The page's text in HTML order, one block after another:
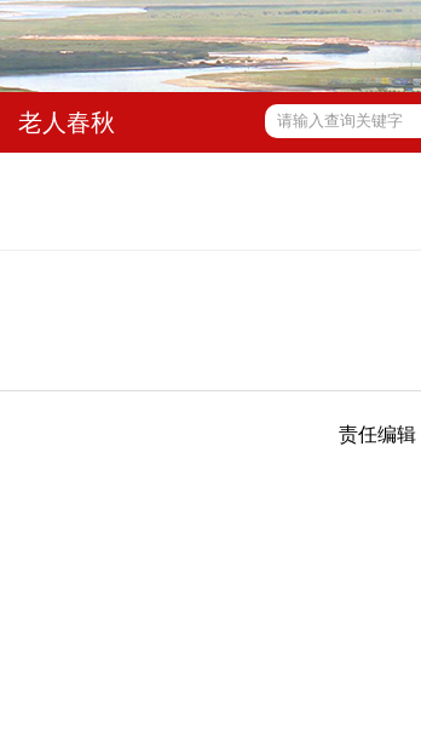
老人春秋
责任编辑